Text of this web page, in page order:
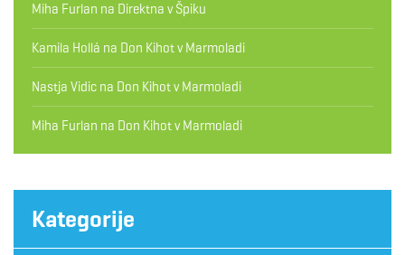
Miha Furlan na Direktna v Špiku
Kamila Hollá na Don Kihot v Marmoladi
Nastja Vidic na Don Kihot v Marmoladi
Miha Furlan na Don Kihot v Marmoladi
Kategorije